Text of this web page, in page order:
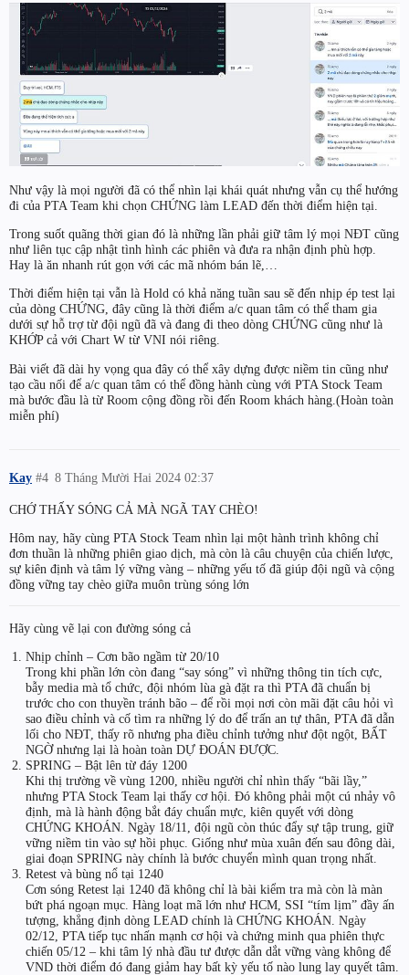
Như vậy là mọi người đã có thể nhìn lại khái quát nhưng vẫn cụ thể hướng
đi của PTA Team khi chọn CHỨNG làm LEAD đến thời điểm hiện tại.
Trong suốt quãng thời gian đó là những lần phải giữ tâm lý mọi NĐT cũng
như liên tục cập nhật tình hình các phiên và đưa ra nhận định phù hợp.
Hay là ăn nhanh rút gọn với các mã nhóm bán lẽ,…
Thời điểm hiện tại vẫn là Hold có khả năng tuần sau sẽ đến nhịp ép test lại
của dòng CHỨNG, đây cũng là thời điểm a/c quan tâm có thể tham gia
dưới sự hỗ trợ từ đội ngũ đã và đang đi theo dòng CHỨNG cũng như là
KHỚP cả với Chart W từ VNI nói riêng.
Bài viết đã dài hy vọng qua đây có thể xây dựng được niềm tin cũng như
tạo cầu nối để a/c quan tâm có thể đồng hành cùng với PTA Stock Team
mà bước đầu là từ Room cộng đồng rồi đến Room khách hàng.(Hoàn toàn
miễn phí)
Kay 8 Tháng Mười Hai 2024 02:37
#4
CHỚ THẤY SÓNG CẢ MÀ NGÃ TAY CHÈO!
Hôm nay, hãy cùng PTA Stock Team nhìn lại một hành trình không chỉ
đơn thuần là những phiên giao dịch, mà còn là câu chuyện của chiến lược,
sự kiên định và tâm lý vững vàng – những yếu tố đã giúp đội ngũ và cộng
đồng vững tay chèo giữa muôn trùng sóng lớn
Hãy cùng vẽ lại con đường sóng cả
Nhịp chỉnh – Cơn bão ngầm từ 20/10
Trong khi phần lớn còn đang “say sóng” vì những thông tin tích cực,
bẫy media mà tổ chức, đội nhóm lùa gà đặt ra thì PTA đã chuẩn bị
trước cho con thuyền tránh bão – để rồi mọi nơi còn mãi đặt câu hỏi vì
sao điều chỉnh và cố tìm ra những lý do để trấn an tự thân, PTA đã dẫn
lối cho NĐT, thấy rõ nhưng pha điều chỉnh tưởng như đột ngột, BẤT
NGỜ nhưng lại là hoàn toàn DỰ ĐOÁN ĐƯỢC.
SPRING – Bật lên từ đáy 1200
Khi thị trường về vùng 1200, nhiều người chỉ nhìn thấy “bãi lầy,”
nhưng PTA Stock Team lại thấy cơ hội. Đó không phải một cú nhảy vô
định, mà là hành động bắt đáy chuẩn mực, kiên quyết với dòng
CHỨNG KHOÁN. Ngày 18/11, đội ngũ còn thúc đẩy sự tập trung, giữ
vững niềm tin vào sự hồi phục. Giống như mùa xuân đến sau đông dài,
giai đoạn SPRING này chính là bước chuyển mình quan trọng nhất.
Retest và bùng nổ tại 1240
Cơn sóng Retest lại 1240 đã không chỉ là bài kiểm tra mà còn là màn
bứt phá ngoạn mục. Hàng loạt mã lớn như HCM, SSI “tím lịm” đầy ấn
tượng, khẳng định dòng LEAD chính là CHỨNG KHOÁN. Ngày
02/12, PTA tiếp tục nhấn mạnh cơ hội và chứng minh qua phiên thực
chiến 05/12 – khi tâm lý nhà đầu tư được dẫn dắt vững vàng không để
VND thời điểm đó đang giảm hay bất kỳ yếu tố nào lung lay quyết tâm.